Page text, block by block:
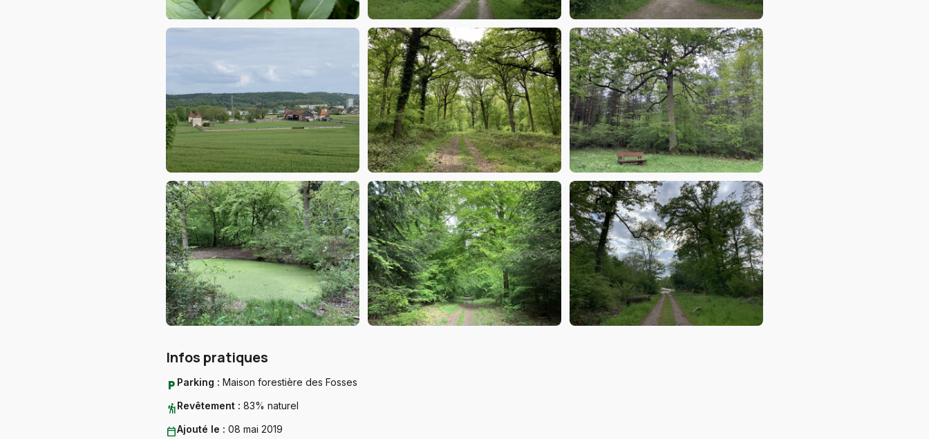
Infos pratiques
local_parking Parking : Maison forestière des Fosses
hikingRevêtement : 83% naturel
calendar_todayAjouté le : 08 mai 2019